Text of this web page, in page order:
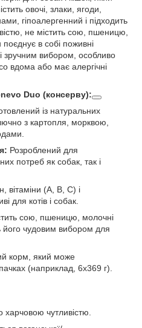
овочі, злаки, ягоди,
гіпоалергенний і підходить
не містить сою, пшеницю,
в собі поживні
зручним вибором, особливо
вдома або має алергічні
Duo (консерву):
із натуральних
з картопля, морквою,
Розроблений для
потреб як собак, так і
вітаміни (A, B, C) і
для котів і собак.
сою, пшеницю, молочні
чудовим вибором для
корм, який може
(наприклад, 6x369 г).
харчовою чутливістю.